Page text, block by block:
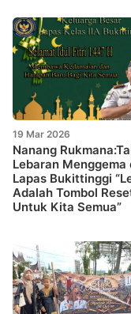
19 Mar 2026
Nanang
Lebaran Menggema
Lapas Bukittinggi
Adalah Tombol
Untuk Kita Semua”